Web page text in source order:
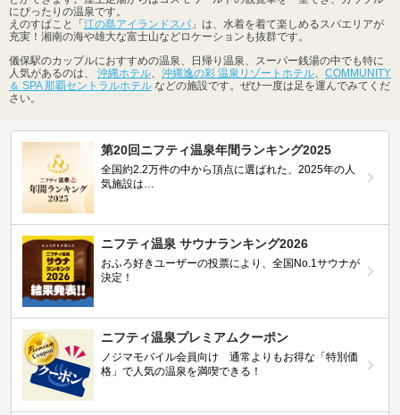
にぴったりの温泉です。
えのすぱこと「江の島アイランドスパ 」は、水着を着て楽しめるスパエリアが
充実！湘南の海や雄大な富士山などロケーションも抜群です。
儀保駅のカップルにおすすめの温泉、日帰り温泉、スーパー銭湯の中でも特に
人気があるのは、 沖縄ホテル 沖縄逸の彩 温泉リゾートホテル
COMMUNITY
＆ SPA 那覇セントラルホテル などの施設です。ぜひ一度は足を運んでみてくだ
さい。
第20回ニフティ温泉年間ランキング2025
全国約2.2万件の中から頂点に選ばれた、2025年の人
気施設は…
ニフティ温泉 サウナランキング2026
おふろ好きユーザーの投票により、全国No.1サウナが
決定！
ニフティ温泉プレミアムクーポン
ノジマモバイル会員向け 通常よりもお得な「特別価
格」で人気の温泉を満喫できる！